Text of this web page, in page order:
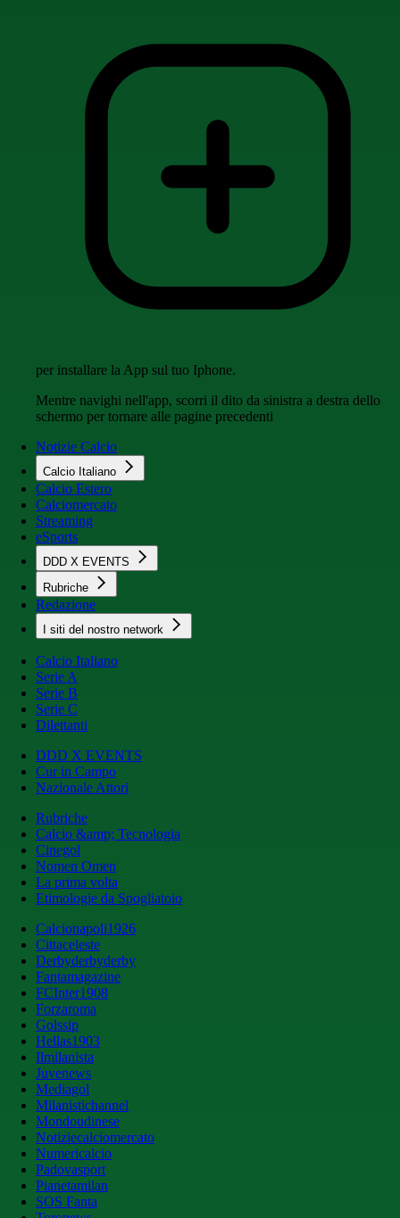
per installare la App sul tuo Iphone.
Mentre navighi nell'app, scorri il dito da sinistra a destra dello
schermo per tornare alle pagine precedenti
Notizie Calcio
Calcio Italiano
Calcio Estero
Calciomercato
Streaming
eSports
DDD X EVENTS
Rubriche
Redazione
I siti del nostro network
Calcio Italiano
Serie A
Serie B
Serie C
Dilettanti
DDD X EVENTS
Cur in Campo
Nazionale Attori
Rubriche
Calcio &amp; Tecnologia
Cinegol
Nomen Omen
La prima volta
Etimologie da Spogliatoio
Calcionapoli1926
Cittaceleste
Derbyderbyderby
Fantamagazine
FCInter1908
Forzaroma
Golssip
Hellas1903
Ilmilanista
Juvenews
Mediagol
Milanistichannel
Mondoudinese
Notiziecalciomercato
Numericalcio
Padovasport
Pianetamilan
SOS Fanta